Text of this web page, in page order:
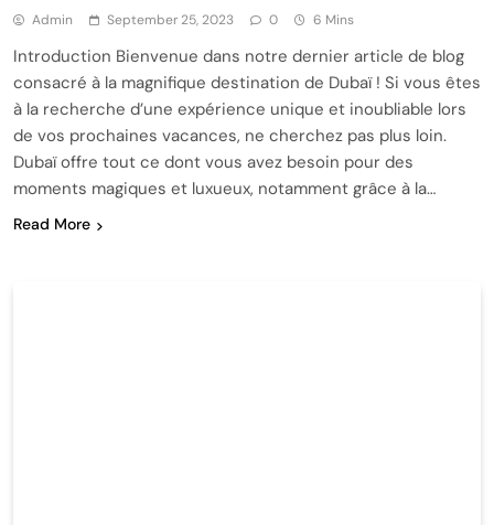
Admin September 25, 2023 0 6 Mins
Introduction Bienvenue dans notre dernier article de blog
consacré à la magnifique destination de Dubaï ! Si vous êtes
à la recherche d’une expérience unique et inoubliable lors
de vos prochaines vacances, ne cherchez pas plus loin.
Dubaï offre tout ce dont vous avez besoin pour des
moments magiques et luxueux, notamment grâce à la…
Read More